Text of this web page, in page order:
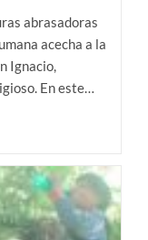
abrasadoras
acecha a la
Ignacio,
En este…